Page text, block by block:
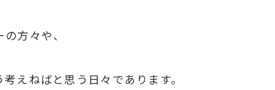
方々や、
えねばと思う日々であります。